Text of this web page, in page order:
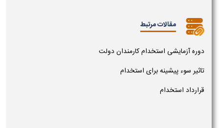
مقالات مرتبط
دوره آزمایشی استخدام کارمندان دولت
تاثیر سوء پیشینه برای استخدام
قرارداد استخدام